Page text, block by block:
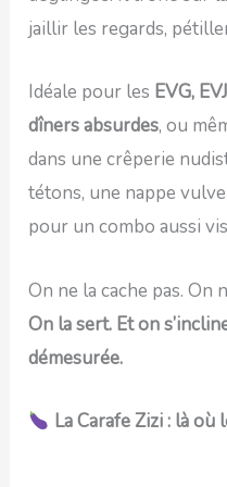
jaillir les regards,
Idéale pour les EVG,
dîners absurdes, ou
dans une crêperie
tétons, une nappe
pour un combo aussi
On ne la cache pas. On
On la sert. Et on
démesurée.
La Carafe Zizi : là